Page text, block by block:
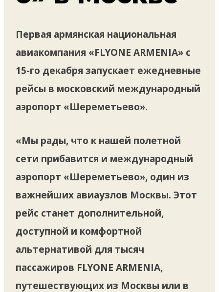
Первая армянская национальная
авиакомпания «FLYONE ARMENIA» с
15-го декабря запускает ежедневные
рейсы в московский международный
аэропорт «Шереметьево».
«Мы рады, что к нашей полетной
сети прибавится и международный
аэропорт «Шереметьево», один из
важнейших авиаузлов Москвы. Этот
рейс станет дополнительной,
доступной и комфортной
альтернативой для тысяч
пассажиров FLYONE ARMENIA,
путешествующих из Москвы или в